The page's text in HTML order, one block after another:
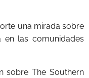
una mirada sobre
en las comunidades
sobre The Southern